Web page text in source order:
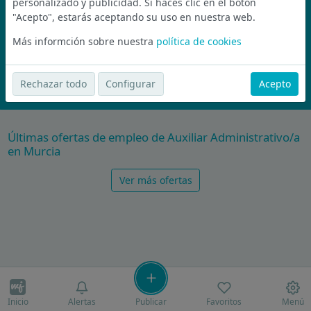
Únete a la comunidad de wijobs y recibe por email las mejores
ofertas de empleo
Suscríbete Ahora
Últimas ofertas de empleo de Auxiliar Administrativo/a
en Murcia
Ver más ofertas
Inicio Alertas Publicar Favoritos Menú
"Acepto", estarás aceptando su uso en nuestra web.
Más informción sobre nuestra política de cookies
Rechazar todo Configurar Acepto